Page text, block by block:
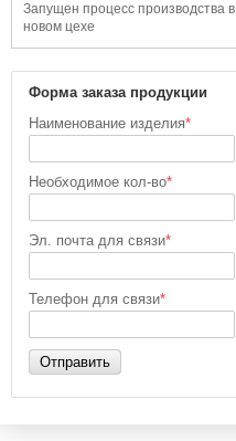
Запущен процесс производства в
новом цехе
Форма заказа продукции
Наименование изделия*
Необходимое кол-во*
Эл. почта для связи*
Телефон для связи*
Отправить